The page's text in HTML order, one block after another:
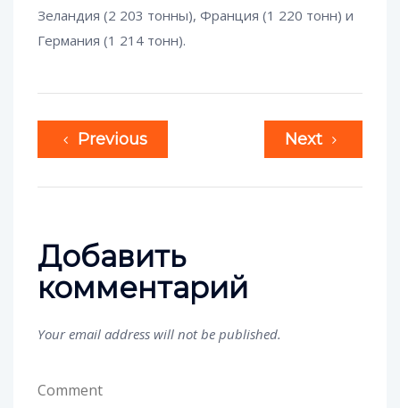
Зеландия (2 203 тонны), Франция (1 220 тонн) и
Германия (1 214 тонн).
Previous Next
Добавить
комментарий
Your email address will not be published.